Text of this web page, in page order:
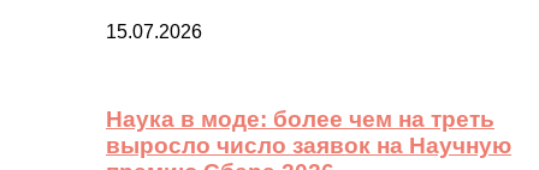
15.07.2026
Наука в моде: более чем на треть
выросло число заявок на Научную